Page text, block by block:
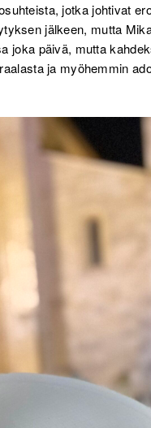
jotka johtivat
jälkeen, mutta
joka päivä, mutta
ja myöhemmin